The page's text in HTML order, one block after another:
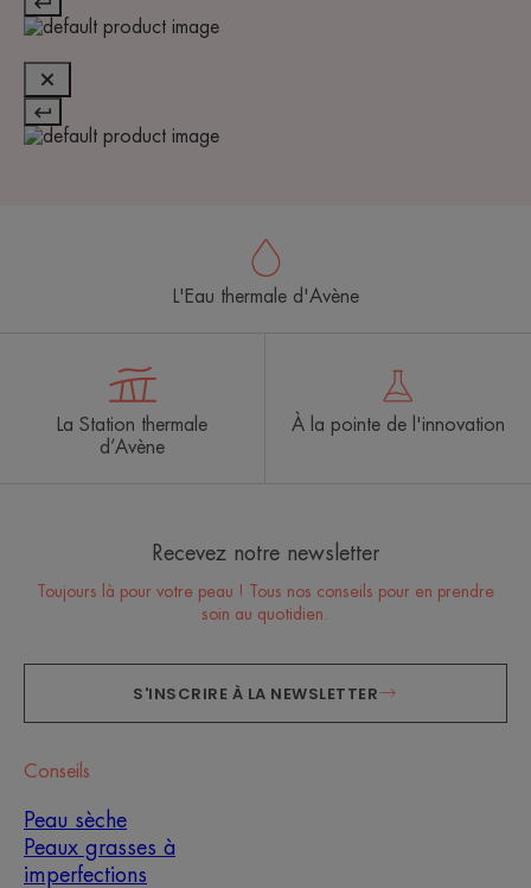
L'Eau thermale d'Avène
La Station thermale
d’Avène
À la pointe de l'innovation
Recevez notre newsletter
Toujours là pour votre peau ! Tous nos conseils pour en prendre
soin au quotidien.
S'INSCRIRE À LA NEWSLETTER
Conseils
Peau sèche
Peaux grasses à
imperfections